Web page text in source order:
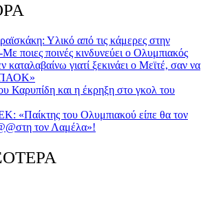
Υλικό από τις κάμερες στην
ποιες ποινές κινδυνεύει ο Ολυμπιακός
καταλαβαίνω γιατί ξεκινάει ο Μεϊτέ, σαν να
ΠΑΟΚ»
Καρυπίδη και η έκρηξη στο γκολ του
«Παίκτης του Ολυμπιακού είπε θα τον
τον Λαμέλα»!